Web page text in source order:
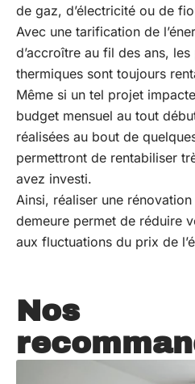
de gaz, d’électricité ou de
Avec une tarification de
d’accroître au fil des ans,
thermiques sont toujours
Même si un tel projet
budget mensuel au tout
réalisées au bout de
permettront de rentabiliser
avez investi.
Ainsi, réaliser une
demeure permet de réduire
aux fluctuations du prix de
Nos